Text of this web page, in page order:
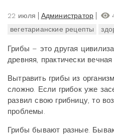
22 июля Администратор
вегетарианские рецепты
Грибы – это другая
древняя, практически
Вытравить грибы из
сложно. Если грибок уже
развил свою грибницу, то
проблемы.
Грибы бывают разные.